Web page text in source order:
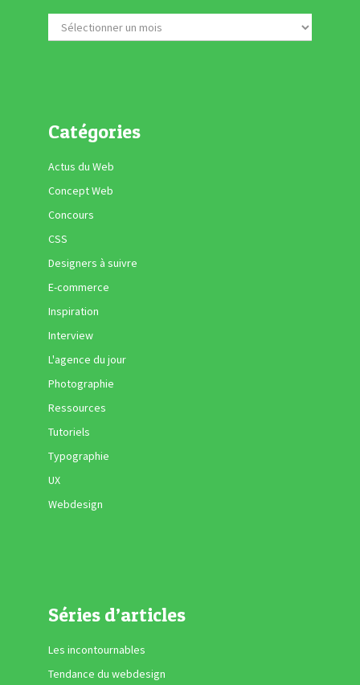
Catégories
Actus du Web
Concept Web
Concours
CSS
Designers à suivre
E-commerce
Inspiration
Interview
L'agence du jour
Photographie
Ressources
Tutoriels
Typographie
UX
Webdesign
Séries d’articles
Les incontournables
Tendance du webdesign